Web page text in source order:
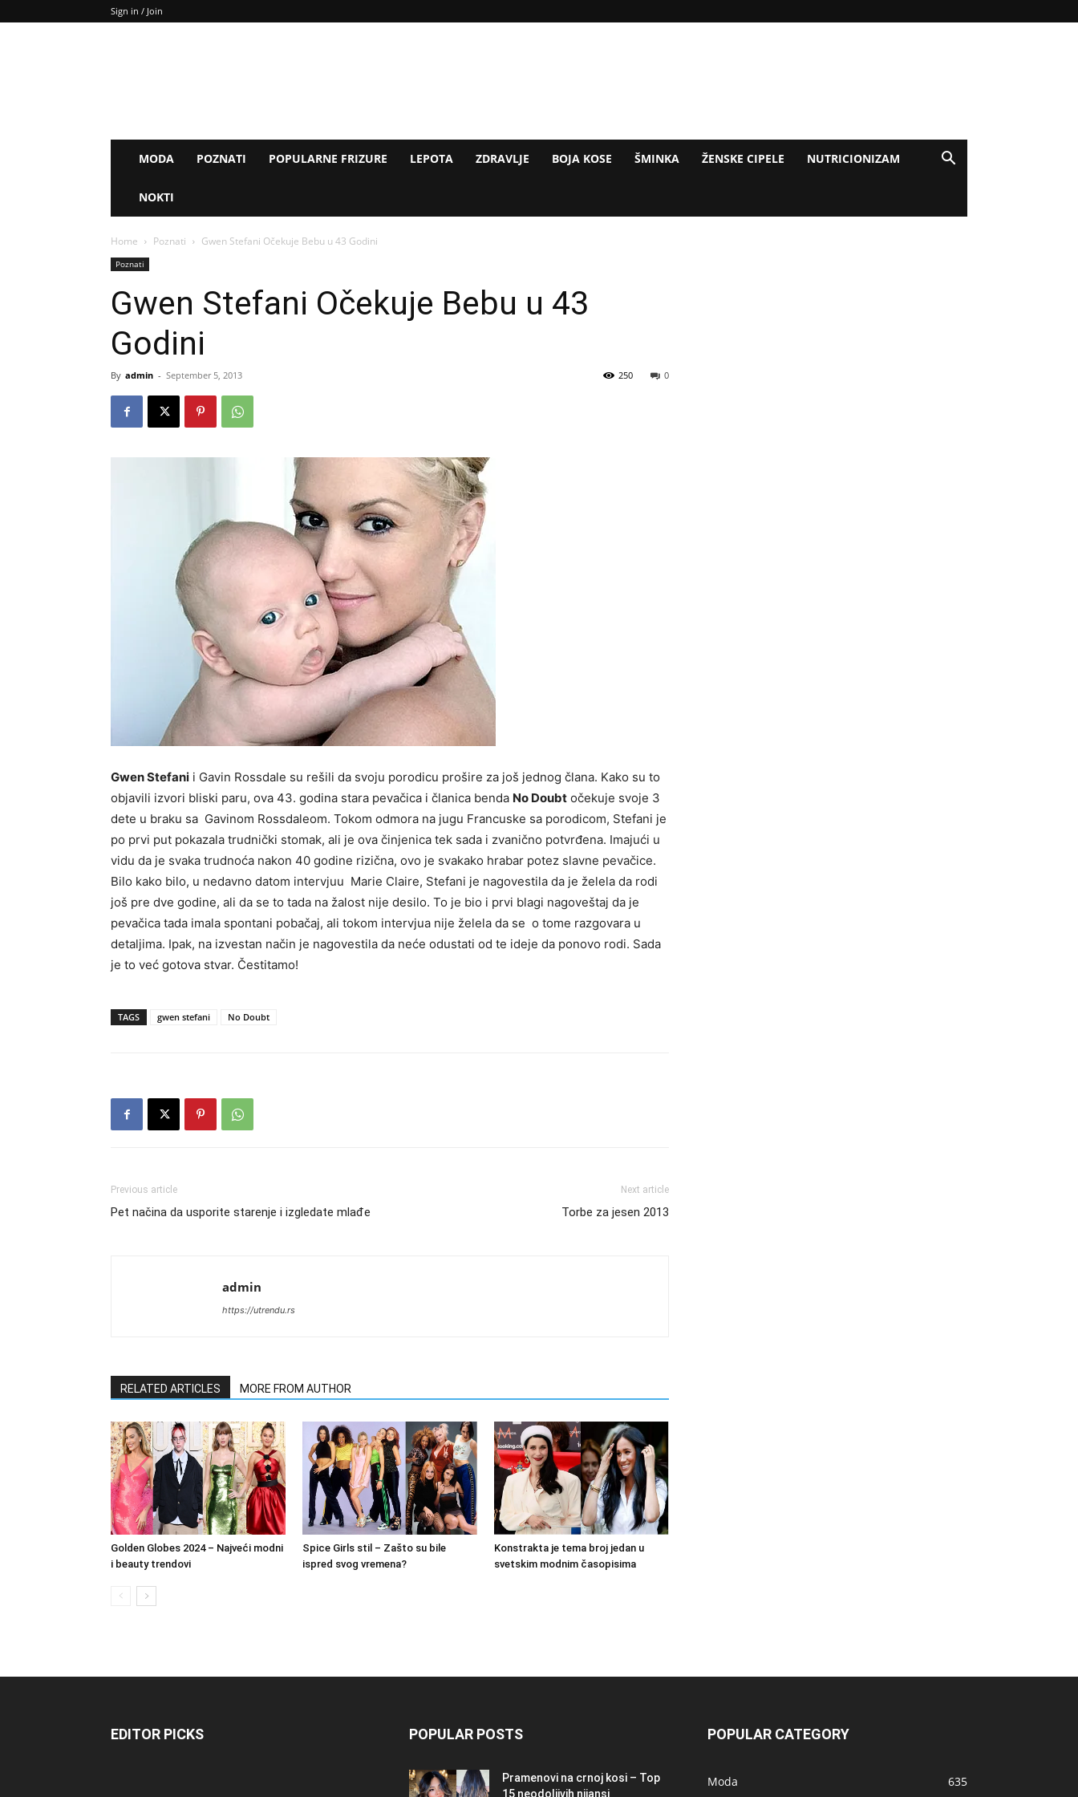
Sign in / Join
MODA POZNATI POPULARNE FRIZURE LEPOTA ZDRAVLJE BOJA KOSE ŠMINKA ŽENSKE CIPELE NUTRICIONIZAM
NOKTI
Home Poznati Gwen Stefani Očekuje Bebu u 43 Godini
Poznati
Gwen Stefani Očekuje Bebu u 43
Godini
By admin - September 5, 2013 0
250
Gwen Stefani i Gavin Rossdale su rešili da svoju porodicu prošire za još jednog člana. Kako su to
objavili izvori bliski paru, ova 43. godina stara pevačica i članica benda No Doubt očekuje svoje 3
dete u braku sa Gavinom Rossdaleom. Tokom odmora na jugu Francuske sa porodicom, Stefani je
po prvi put pokazala trudnički stomak, ali je ova činjenica tek sada i zvanično potvrđena. Imajući u
vidu da je svaka trudnoća nakon 40 godine rizična, ovo je svakako hrabar potez slavne pevačice.
Bilo kako bilo, u nedavno datom intervjuu Marie Claire, Stefani je nagovestila da je želela da rodi
još pre dve godine, ali da se to tada na žalost nije desilo. To je bio i prvi blagi nagoveštaj da je
pevačica tada imala spontani pobačaj, ali tokom intervjua nije želela da se o tome razgovara u
detaljima. Ipak, na izvestan način je nagovestila da neće odustati od te ideje da ponovo rodi. Sada
je to već gotova stvar. Čestitamo!
TAGS gwen stefani No Doubt
Previous article
Pet načina da usporite starenje i izgledate mlađe
Next article
Torbe za jesen 2013
admin
https://utrendu.rs
RELATED ARTICLES MORE FROM AUTHOR
Golden Globes 2024 – Najveći modni
i beauty trendovi
Spice Girls stil – Zašto su bile
ispred svog vremena?
Konstrakta je tema broj jedan u
svetskim modnim časopisima
EDITOR PICKS POPULAR POSTS
Pramenovi na crnoj kosi – Top
15 neodoljivih nijansi
POPULAR CATEGORY
Moda 635